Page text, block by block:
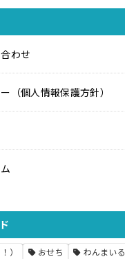
わせ
（個人情報保護方針）
） おせち
わんまいる